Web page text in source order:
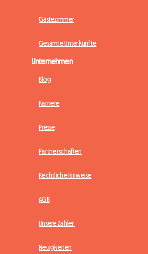
Gästezimmer
Gesamte Unterkünfte
Unternehmen
Blog
Karriere
Presse
Partnerschaften
Rechtliche Hinweise
AGB
Unsere Zahlen
Neuigkeiten